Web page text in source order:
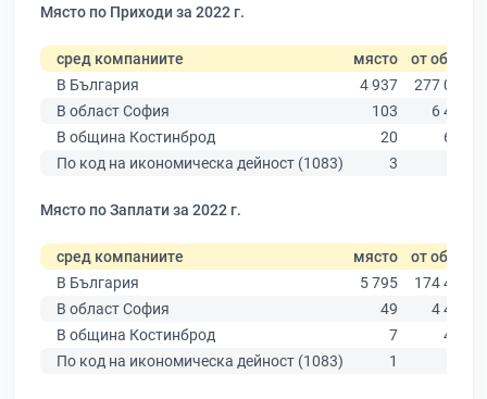
Място по Приходи за 2022 г.
сред компаниите място от общо
В България
4 937
277 019
В област София
103
6 415
В община Костинброд
20
626
По код на икономическа дейност (1083)
3
Място по Заплати за 2022 г.
сред компаниите място от общо
В България
5 795
174 403
В област София
49
4 439
В община Костинброд
7
442
По код на икономическа дейност (1083)
1